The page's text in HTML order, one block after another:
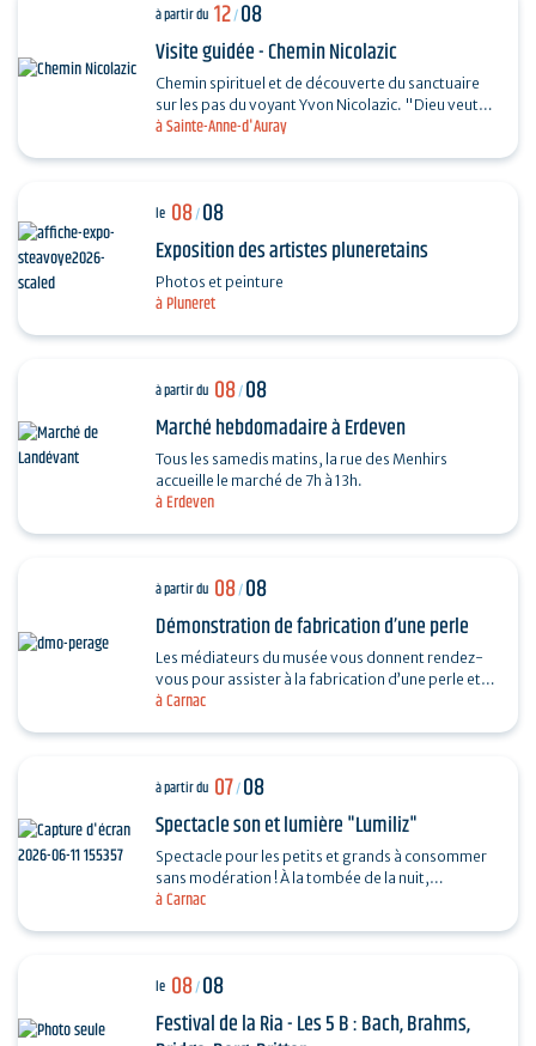
à Sainte-Anne-d'Auray
à partir du 12/08
Visite guidée - Chemin Nicolazic
Chemin spirituel et de découverte du sanctuaire
sur les pas du voyant Yvon Nicolazic. "Dieu veut
que je sois honorée ici", telles furent les paroles
à Pluneret
le 08/08
Exposition des artistes pluneretains
Photos et peinture
à Erdeven
à partir du 08/08
Marché hebdomadaire à Erdeven
Tous les samedis matins, la rue des Menhirs
accueille le marché de 7h à 13h.
à Carnac
à partir du 08/08
Démonstration de fabrication d’une perle
Les médiateurs du musée vous donnent rendez-
vous pour assister à la fabrication d’une perle et
vous dévoiler les techniques ingénieuses…
à Carnac
à partir du 07/08
Spectacle son et lumière "Lumiliz"
Spectacle pour les petits et grands à consommer
sans modération ! À la tombée de la nuit,
découvrez un spectacle de projections
le 08/08
Festival de la Ria - Les 5 B : Bach, Brahms,